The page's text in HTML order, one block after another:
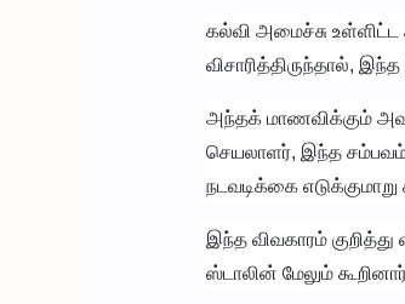
கல்வி அமைச்சு
விசாரித்திருந்தால்,
அந்தக் மாணவிக்கும்
செயலாளர், இந்த சம்பவம்
நடவடிக்கை
இந்த விவகாரம்
ஸ்டாலின் மேலும்